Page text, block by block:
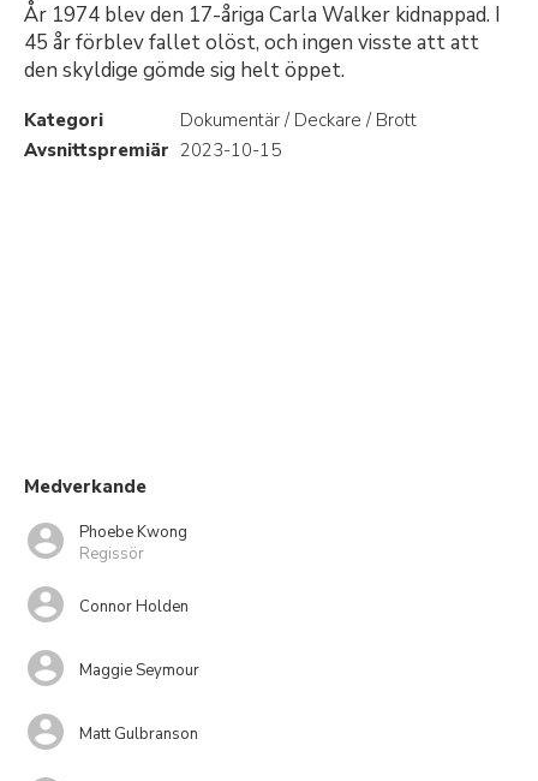
År 1974 blev den 17-åriga Carla Walker kidnappad. I
45 år förblev fallet olöst, och ingen visste att att
den skyldige gömde sig helt öppet.
Kategori
Dokumentär / Deckare / Brott
Avsnittspremiär 2023-10-15
Medverkande
Phoebe Kwong
Regissör
Connor Holden
Maggie Seymour
Matt Gulbranson